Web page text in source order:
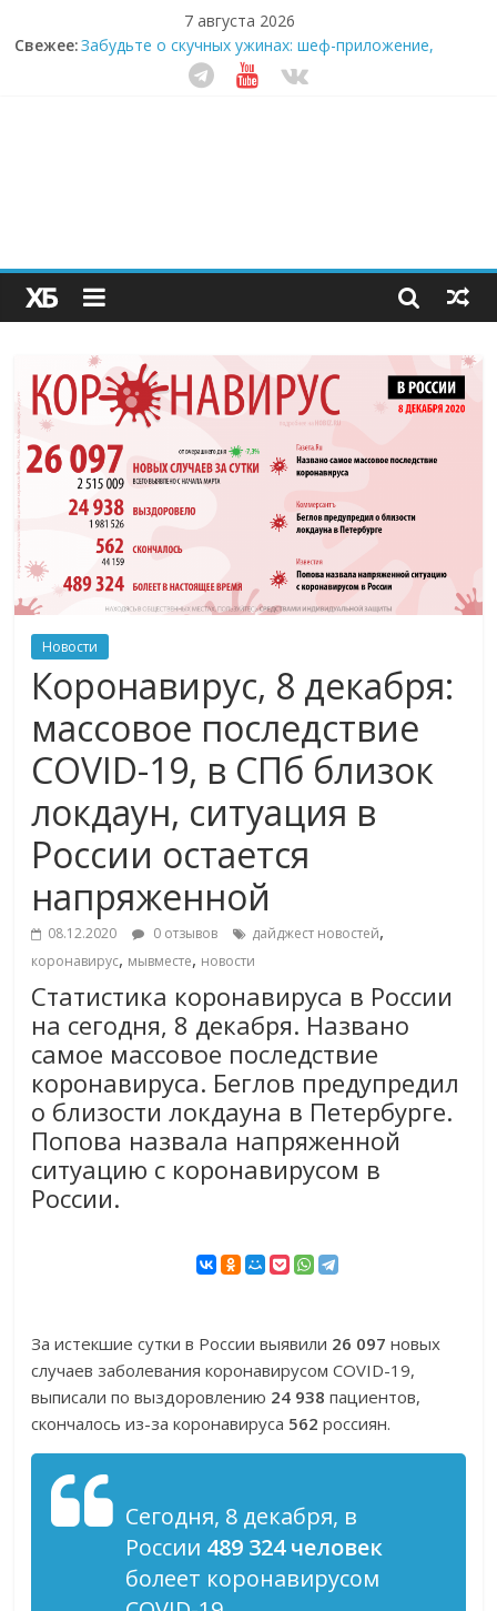
7 августа 2026
Свежее:Забудьте о скучных ужинах: шеф-приложение,
которое видит вашу еду насквозь
Небо зовёт: как бизнес на полётах дронов и
Секрет супергидратации: почему кокосовая вода с
пребиотиками становится главным трендом
здорового питания
Новости
Коронавирус, 8 декабря:
массовое последствие
COVID-19, в СПб близок
локдаун, ситуация в
России остается
напряженной
08.12.2020 0 отзывов дайджест новостей,
коронавирус, мывместе, новости
Статистика коронавируса в России
на сегодня, 8 декабря. Названо
самое массовое последствие
коронавируса. Беглов предупредил
о близости локдауна в Петербурге.
Попова назвала напряженной
ситуацию с коронавирусом в
России.
За истекшие сутки в России выявили 26 097 новых
случаев заболевания коронавирусом COVID-19,
выписали по выздоровлению 24 938 пациентов,
скончалось из-за коронавируса 562 россиян.
Сегодня, 8 декабря, в
России 489 324 человек
болеет коронавирусом